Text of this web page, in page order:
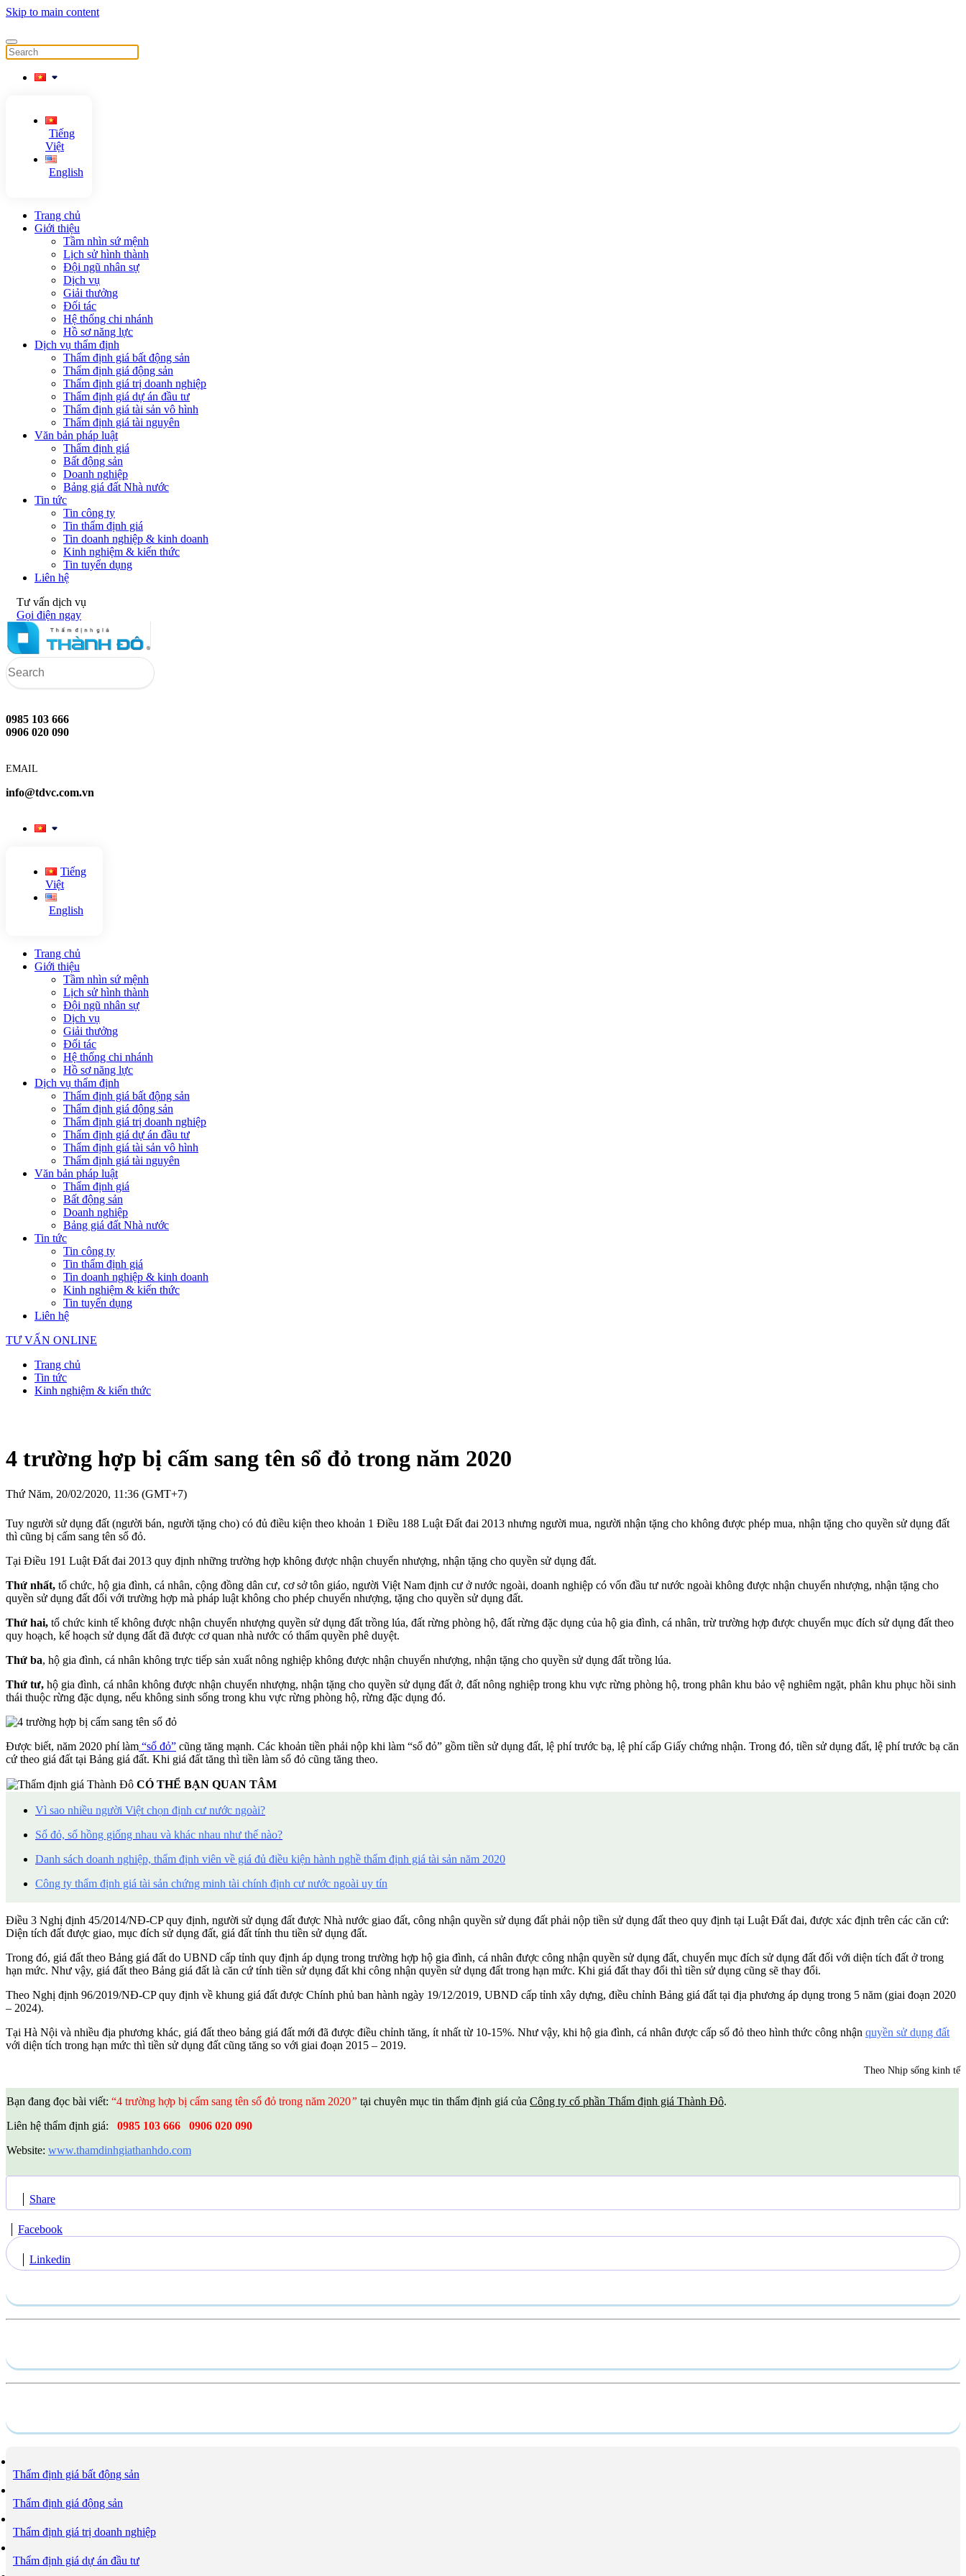
Skip to main content
Tiếng
Việt
English
Trang chủ
Giới thiệu
Tầm nhìn sứ mệnh
Lịch sử hình thành
Đội ngũ nhân sự
Dịch vụ
Giải thưởng
Đối tác
Hệ thống chi nhánh
Hồ sơ năng lực
Dịch vụ thẩm định
Thẩm định giá bất động sản
Thẩm định giá động sản
Thẩm định giá trị doanh nghiệp
Thẩm định giá dự án đầu tư
Thẩm định giá tài sản vô hình
Thẩm định giá tài nguyên
Văn bản pháp luật
Thẩm định giá
Bất động sản
Doanh nghiệp
Bảng giá đất Nhà nước
Tin tức
Tin công ty
Tin thẩm định giá
Tin doanh nghiệp & kinh doanh
Kinh nghiệm & kiến thức
Tin tuyển dụng
Liên hệ
Tư vấn dịch vụ
Gọi điện ngay
0985 103 666
0906 020 090
EMAIL
info@tdvc.com.vn
Tiếng
Việt
English
Trang chủ
Giới thiệu
Tầm nhìn sứ mệnh
Lịch sử hình thành
Đội ngũ nhân sự
Dịch vụ
Giải thưởng
Đối tác
Hệ thống chi nhánh
Hồ sơ năng lực
Dịch vụ thẩm định
Thẩm định giá bất động sản
Thẩm định giá động sản
Thẩm định giá trị doanh nghiệp
Thẩm định giá dự án đầu tư
Thẩm định giá tài sản vô hình
Thẩm định giá tài nguyên
Văn bản pháp luật
Thẩm định giá
Bất động sản
Doanh nghiệp
Bảng giá đất Nhà nước
Tin tức
Tin công ty
Tin thẩm định giá
Tin doanh nghiệp & kinh doanh
Kinh nghiệm & kiến thức
Tin tuyển dụng
Liên hệ
TƯ VẤN ONLINE
Trang chủ
Tin tức
Kinh nghiệm & kiến thức
4 trường hợp bị cấm sang tên sổ đỏ trong năm 2020
Thứ Năm, 20/02/2020, 11:36 (GMT+7)
Tuy người sử dụng đất (người bán, người tặng cho) có đủ điều kiện theo khoản 1 Điều 188 Luật Đất đai 2013 nhưng người mua, người nhận tặng cho không được phép mua, nhận tặng cho quyền sử dụng đất
thì cũng bị cấm sang tên sổ đỏ.
Tại Điều 191 Luật Đất đai 2013 quy định những trường hợp không được nhận chuyển nhượng, nhận tặng cho quyền sử dụng đất.
Thứ nhất, tổ chức, hộ gia đình, cá nhân, cộng đồng dân cư, cơ sở tôn giáo, người Việt Nam định cư ở nước ngoài, doanh nghiệp có vốn đầu tư nước ngoài không được nhận chuyển nhượng, nhận tặng cho
quyền sử dụng đất đối với trường hợp mà pháp luật không cho phép chuyển nhượng, tặng cho quyền sử dụng đất.
Thứ hai, tổ chức kinh tế không được nhận chuyển nhượng quyền sử dụng đất trồng lúa, đất rừng phòng hộ, đất rừng đặc dụng của hộ gia đình, cá nhân, trừ trường hợp được chuyển mục đích sử dụng đất theo
quy hoạch, kế hoạch sử dụng đất đã được cơ quan nhà nước có thẩm quyền phê duyệt.
Thứ ba, hộ gia đình, cá nhân không trực tiếp sản xuất nông nghiệp không được nhận chuyển nhượng, nhận tặng cho quyền sử dụng đất trồng lúa.
Thứ tư, hộ gia đình, cá nhân không được nhận chuyển nhượng, nhận tặng cho quyền sử dụng đất ở, đất nông nghiệp trong khu vực rừng phòng hộ, trong phân khu bảo vệ nghiêm ngặt, phân khu phục hồi sinh
thái thuộc rừng đặc dụng, nếu không sinh sống trong khu vực rừng phòng hộ, rừng đặc dụng đó.
Được biết, năm 2020 phí làm “sổ đỏ” cũng tăng mạnh. Các khoản tiền phải nộp khi làm “sổ đỏ” gồm tiền sử dụng đất, lệ phí trước bạ, lệ phí cấp Giấy chứng nhận. Trong đó, tiền sử dụng đất, lệ phí trước bạ căn
cứ theo giá đất tại Bảng giá đất. Khi giá đất tăng thì tiền làm sổ đỏ cũng tăng theo.
CÓ THỂ BẠN QUAN TÂM
Vì sao nhiều người Việt chọn định cư nước ngoài?
Sổ đỏ, sổ hồng giống nhau và khác nhau như thế nào?
Danh sách doanh nghiệp, thẩm định viên về giá đủ điều kiện hành nghề thẩm định giá tài sản năm 2020
Công ty thẩm định giá tài sản chứng minh tài chính định cư nước ngoài uy tín
Điều 3 Nghị định 45/2014/NĐ-CP quy định, người sử dụng đất được Nhà nước giao đất, công nhận quyền sử dụng đất phải nộp tiền sử dụng đất theo quy định tại Luật Đất đai, được xác định trên các căn cứ:
Diện tích đất được giao, mục đích sử dụng đất, giá đất tính thu tiền sử dụng đất.
Trong đó, giá đất theo Bảng giá đất do UBND cấp tỉnh quy định áp dụng trong trường hợp hộ gia đình, cá nhân được công nhận quyền sử dụng đất, chuyển mục đích sử dụng đất đối với diện tích đất ở trong
hạn mức. Như vậy, giá đất theo Bảng giá đất là căn cứ tính tiền sử dụng đất khi công nhận quyền sử dụng đất trong hạn mức. Khi giá đất thay đổi thì tiền sử dụng cũng sẽ thay đổi.
Theo Nghị định 96/2019/NĐ-CP quy định về khung giá đất được Chính phủ ban hành ngày 19/12/2019, UBND cấp tỉnh xây dựng, điều chỉnh Bảng giá đất tại địa phương áp dụng trong 5 năm (giai đoạn 2020
– 2024).
Tại Hà Nội và nhiều địa phương khác, giá đất theo bảng giá đất mới đã được điều chỉnh tăng, ít nhất từ 10-15%. Như vậy, khi hộ gia đình, cá nhân được cấp sổ đỏ theo hình thức công nhận quyền sử dụng đất
với diện tích trong hạn mức thì tiền sử dụng đất cũng tăng so với giai đoạn 2015 – 2019.
Theo Nhịp sống kinh tế
Bạn đang đọc bài viết: “4 trường hợp bị cấm sang tên sổ đỏ trong năm 2020” tại chuyên mục tin thẩm định giá của Công ty cổ phần Thẩm định giá Thành Đô.
Liên hệ thẩm định giá:
0985 103 666
0906 020 090
Website: www.thamdinhgiathanhdo.com
Share
Facebook
Linkedin
Thẩm định giá bất động sản
Thẩm định giá động sản
Thẩm định giá trị doanh nghiệp
Thẩm định giá dự án đầu tư